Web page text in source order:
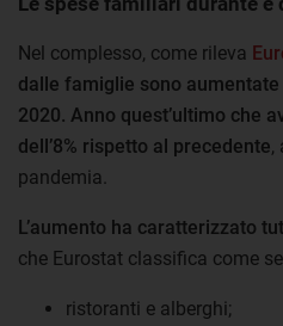
Nel complesso, come rileva
dalle famiglie sono
2020. Anno quest’ultimo che
dell’8% rispetto al precedente,
pandemia.
L’aumento ha caratterizzato
che Eurostat classifica come
ristoranti e alberghi;